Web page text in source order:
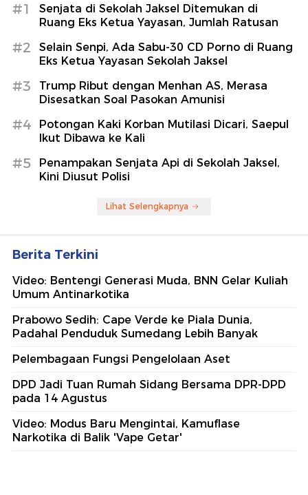
#1
Senjata di Sekolah Jaksel Ditemukan di
Ruang Eks Ketua Yayasan, Jumlah Ratusan
#2
Selain Senpi, Ada Sabu-30 CD Porno di Ruang
Eks Ketua Yayasan Sekolah Jaksel
#3
Trump Ribut dengan Menhan AS, Merasa
Disesatkan Soal Pasokan Amunisi
#4
Potongan Kaki Korban Mutilasi Dicari, Saepul
Ikut Dibawa ke Kali
#5
Penampakan Senjata Api di Sekolah Jaksel,
Kini Diusut Polisi
Lihat Selengkapnya
Berita Terkini
Video: Bentengi Generasi Muda, BNN Gelar Kuliah
Umum Antinarkotika
Prabowo Sedih: Cape Verde ke Piala Dunia,
Padahal Penduduk Sumedang Lebih Banyak
Pelembagaan Fungsi Pengelolaan Aset
DPD Jadi Tuan Rumah Sidang Bersama DPR-DPD
pada 14 Agustus
Video: Modus Baru Mengintai, Kamuflase
Narkotika di Balik 'Vape Getar'